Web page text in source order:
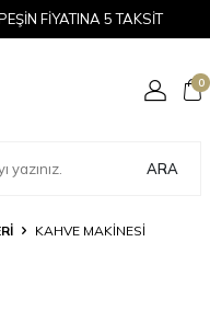
FİYATINA 5 TAKSİT
ARA
0
KAHVE MAKINESI